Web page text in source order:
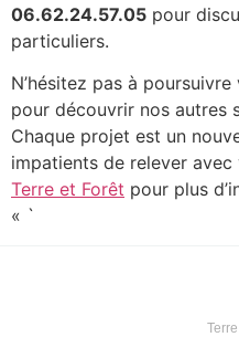
06.62.24.57.05 pour
particuliers.
N’hésitez pas à
pour découvrir nos autres
Chaque projet est un
impatients de relever avec
Terre et Forêt pour plus
« `